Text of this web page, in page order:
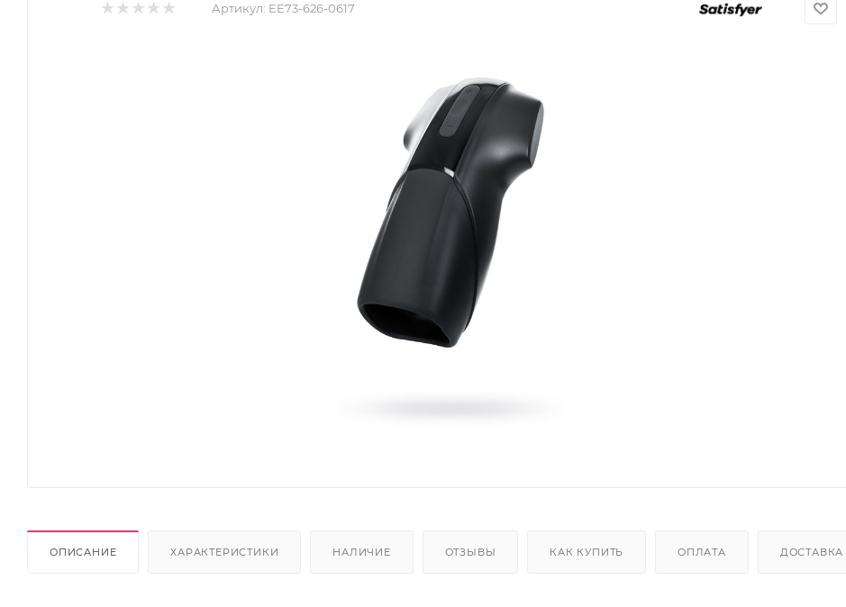
Артикул: EE73-626-0617
ОПИСАНИЕ ХАРАКТЕРИСТИКИ НАЛИЧИЕ ОТЗЫВЫ КАК КУПИТЬ ОПЛАТА ДОСТАВКА